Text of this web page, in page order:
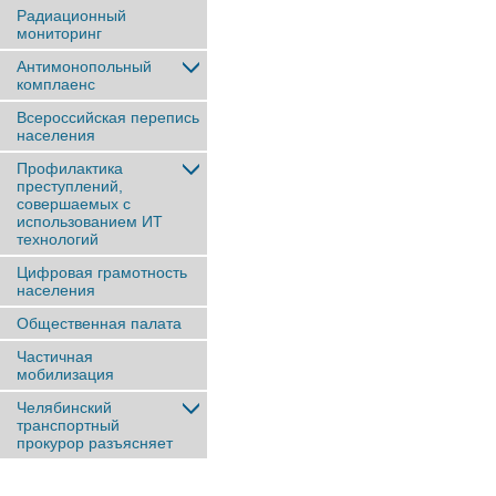
Радиационный
мониторинг
Антимонопольный
комплаенс
Всероссийская перепись
населения
Профилактика
преступлений,
совершаемых с
использованием ИТ
технологий
Цифровая грамотность
населения
Общественная палата
Частичная
мобилизация
Челябинский
транспортный
прокурор разъясняет